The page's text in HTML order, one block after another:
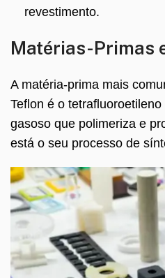
revestimento.
Matérias-Primas
A matéria-prima mais
Teflon é o
gasoso que polimeriza e
está o seu processo de